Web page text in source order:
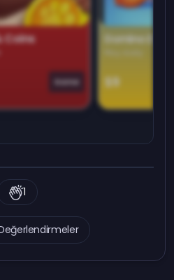
Coins
Game
Domino
$9
1